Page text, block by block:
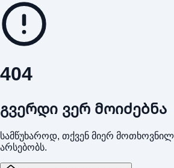
404
გვერდი ვერ მოიძებნა
სამწუხაროდ, თქვენ მიერ
არსებობს.